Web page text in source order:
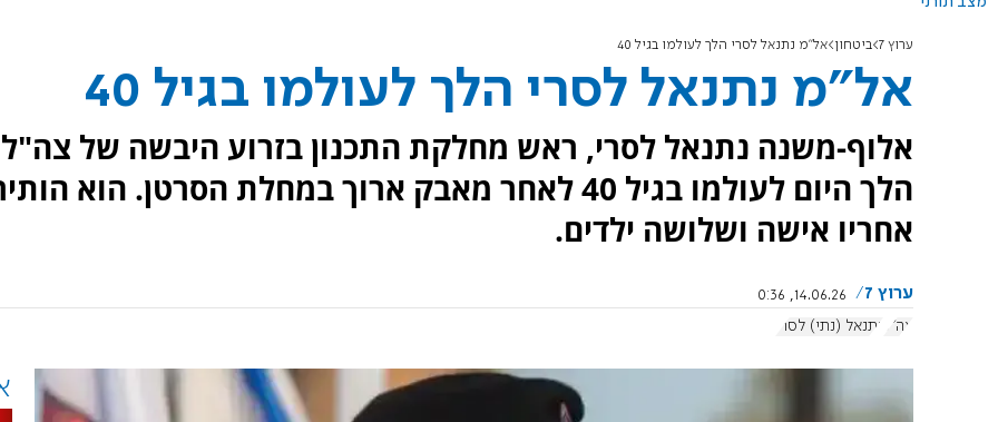
ערוץ 7 ביטחון אל"מ נתנאל לסרי הלך לעולמו בגיל 40
אל"מ נתנאל לסרי הלך לעולמו בגיל 40
אלוף-משנה נתנאל לסרי, ראש מחלקת התכנון בזרוע היבשה של
הלך היום לעולמו בגיל 40 לאחר מאבק ארוך במחלת הסרטן. הוא
אחריו אישה ושלושה ילדים.
ערוץ 7
14.06.26, 0:36
צה"ל
נתנאל (נתי) לסרי